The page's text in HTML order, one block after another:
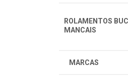
ROLAMENTOS
MANCAIS
MARCAS